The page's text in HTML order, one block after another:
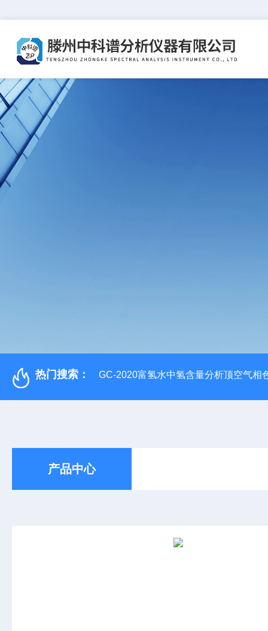
热门搜索： GC-2020富氢水中氢含量分析顶空气相
产品中心